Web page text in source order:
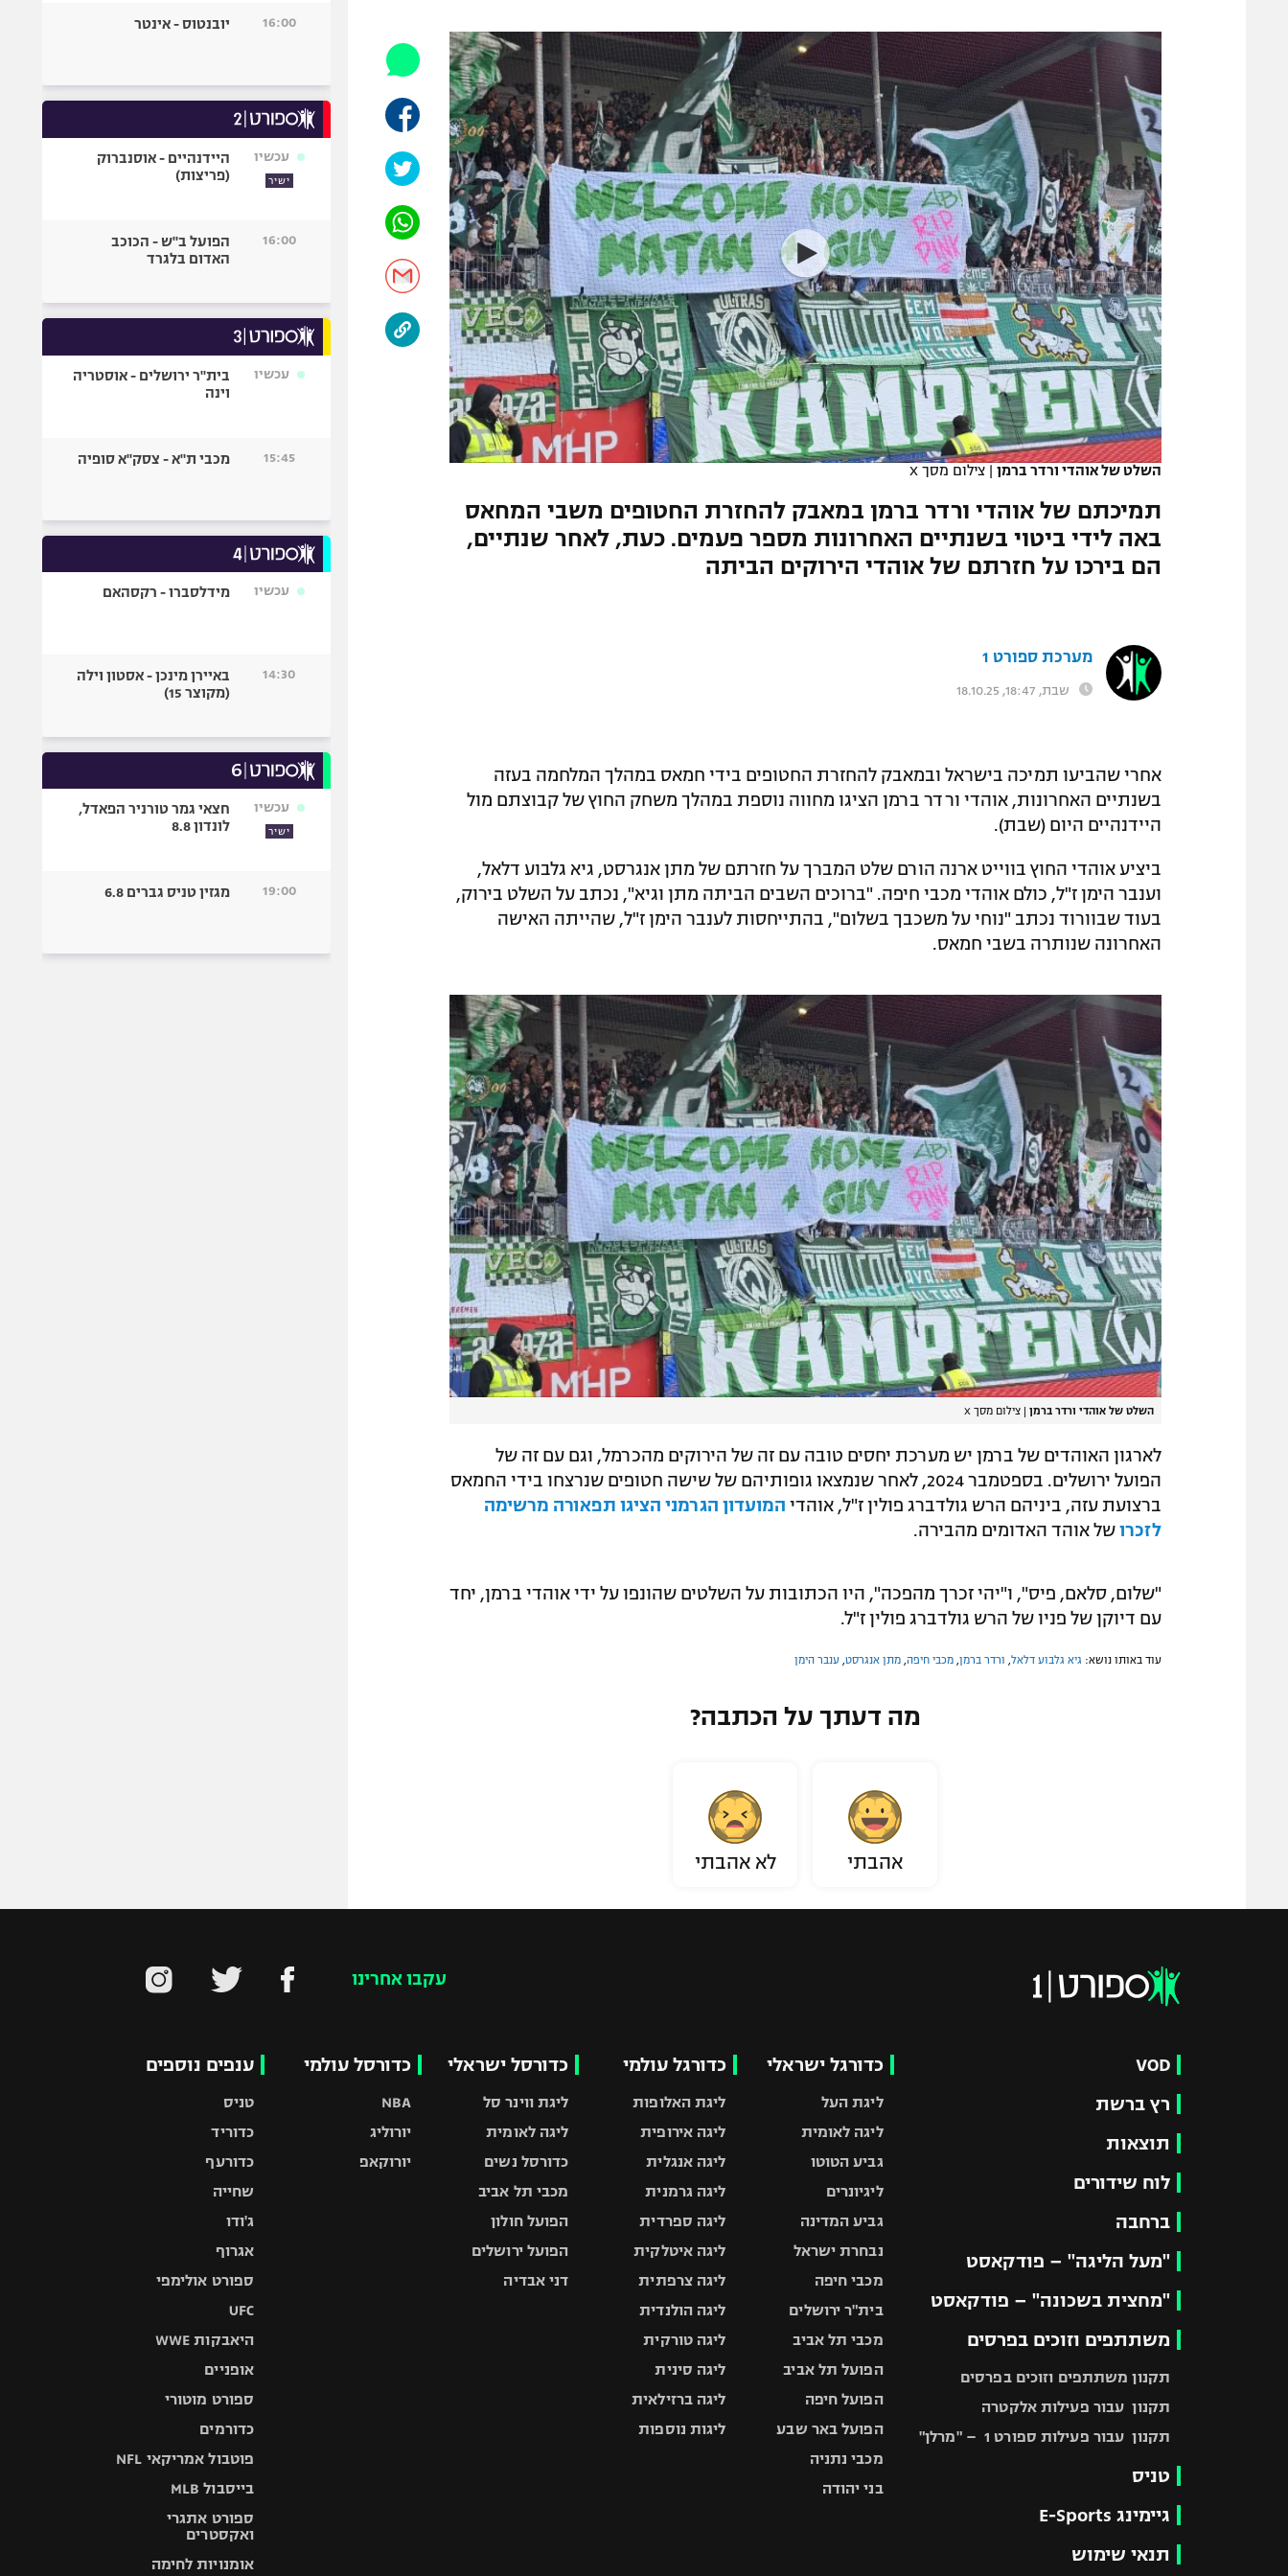
תקנון משתתפים וזוכים בפרסים
תקנון עבור פעילות אלקטרה
תקנון עבור פעילות ספורט 1 – "מרלן"
טניס
גיימינג E-Sports
תנאי שימוש
מדיניות פרטיות
תקנון פעילות ספורט 1
רשיון להקרנה פומבית לבית עסק
הצטרפות לחבילת הערוצים
לוח דרושים – ג'ובנט
המגזין
הפועל תל אביב
הפועל חיפה
הפועל באר שבע
מכבי נתניה
בני יהודה
ליגה סינית
ליגה ברזילאית
ליגות נוספות
אופניים
כדורמים
פוטבול אמריקאי NFL
ספורט אתגרי
גיימינג E-Sports
השלט של אוהדי ורדר ברמן | צילום מסך X
תמיכתם של אוהדי ורדר ברמן במאבק להחזרת החטופים משבי המחאס
באה לידי ביטוי בשנתיים האחרונות מספר פעמים. כעת, לאחר שנתיים,
הם בירכו על חזרתם של אוהדי הירוקים הביתה
מערכת ספורט 1
שבת, 18:47, 18.10.25
אחרי שהביעו תמיכה בישראל ובמאבק להחזרת החטופים בידי חמאס במהלך המלחמה בעזה
בשנתיים האחרונות, אוהדי ורדר ברמן הציגו מחווה נוספת במהלך משחק החוץ של קבוצתם מול
היידנהיים היום (שבת).
ביציע אוהדי החוץ בווייט ארנה הורם שלט המברך על חזרתם של מתן אנגרסט, גיא גלבוע דלאל,
וענבר הימן ז"ל, כולם אוהדי מכבי חיפה. "ברוכים השבים הביתה מתן וגיא", נכתב על השלט בירוק,
בעוד שבוורוד נכתב "נוחי על משכבך בשלום", בהתייחסות לענבר הימן ז"ל, שהייתה האישה
האחרונה שנותרה בשבי חמאס.
השלט של אוהדי ורדר ברמן | צילום מסך X
לארגון האוהדים של ברמן יש מערכת יחסים טובה עם זה של הירוקים מהכרמל, וגם עם זה של
הפועל ירושלים. בספטמבר 2024, לאחר שנמצאו גופותיהם של שישה חטופים שנרצחו בידי החמאס
ברצועת עזה, ביניהם הרש גולדברג פולין ז"ל, אוהדי המועדון הגרמני הציגו תפאורה מרשימה
לזכרו של אוהד האדומים מהבירה.
"שלום, סלאם, פיס", ו"יהי זכרך מהפכה", היו הכתובות על השלטים שהונפו על ידי אוהדי ברמן, יחד
עם דיוקן של פניו של הרש גולדברג פולין ז"ל.
עוד באותו נושא: גיא גלבוע דלאל ורדר ברמן מכבי חיפה מתן אנגרסט ענבר הימן
מה דעתך על הכתבה?
אהבתי לא אהבתי
16:00 יובנטוס - אינטר
עכשיו
ישיר
היידנהיים - אוסנברוק
(פריצות)
16:00
הפועל ב"ש - הכוכב
האדום בלגרד
עכשיו
בית"ר ירושלים - אוסטריה
וינה
15:45 מכבי ת"א - צסק"א סופיה
עכשיו מידלסברו - רקסהאם
14:30
באיירן מינכן - אסטון וילה
(מקוצר 15)
עכשיו
ישיר
חצאי גמר טורניר הפאדל,
לונדון 8.8
19:00 מגזין טניס גברים 6.8
עקבו אחרינו
VOD
רץ ברשת
תוצאות
לוח שידורים
ברחבה
"מעל הליגה" – פודקאסט
"מחצית בשכונה" – פודקאסט
משתתפים וזוכים בפרסים
תקנון משתתפים וזוכים בפרסים
תקנון עבור פעילות אלקטרה
תקנון עבור פעילות ספורט 1 – "מרלן"
טניס
גיימינג E-Sports
תנאי שימוש
כדורגל ישראלי
ליגת העל
ליגה לאומית
גביע הטוטו
ליגיונרים
גביע המדינה
נבחרת ישראל
מכבי חיפה
בית"ר ירושלים
מכבי תל אביב
הפועל תל אביב
הפועל חיפה
הפועל באר שבע
מכבי נתניה
בני יהודה
כדורגל עולמי
ליגת האלופות
ליגה אירופית
ליגה אנגלית
ליגה גרמנית
ליגה ספרדית
ליגה איטלקית
ליגה צרפתית
ליגה הולנדית
ליגה טורקית
ליגה סינית
ליגה ברזילאית
ליגות נוספות
כדורסל ישראלי
ליגת ווינר סל
ליגה לאומית
כדורסל נשים
מכבי תל אביב
הפועל חולון
הפועל ירושלים
דני אבדיה
כדורסל עולמי
NBA
יורוליג
יורוקאפ
ענפים נוספים
טניס
כדוריד
כדורעף
שחייה
ג'ודו
אגרוף
ספורט אולימפי
UFC
היאבקות WWE
אופניים
ספורט מוטורי
כדורמים
פוטבול אמריקאי NFL
בייסבול MLB
ספורט אתגרי
ואקסטרים
אומנויות לחימה